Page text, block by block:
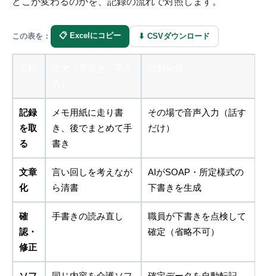
この表を： 📋 Excelにコピー ⬇ CSVダウンロード
記録
を取
る
メモ用紙に走り書
き、後でまとめて手
書き
その場で音声入力（話す
だけ）
文章
化
言い回しを考えなが
ら清書
AIがSOAP・所定様式の
下書きを生成
確
認・
修正
手書きの読み直し
職員が下書きを点検して
確定（省略不可）